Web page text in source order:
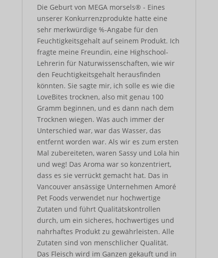
Die Geburt von MEGA morsels® - Eines
unserer Konkurrenzprodukte hatte eine
sehr merkwürdige %-Angabe für den
Feuchtigkeitsgehalt auf seinem Produkt. Ich
fragte meine Freundin, eine Highschool-
Lehrerin für Naturwissenschaften, wie wir
den Feuchtigkeitsgehalt herausfinden
könnten. Sie sagte mir, ich solle es wie die
LoveBites trocknen, also mit genau 100
Gramm beginnen, und es dann nach dem
Trocknen wiegen. Was auch immer der
Unterschied war, war das Wasser, das
entfernt worden war. Als wir es zum ersten
Mal zubereiteten, waren Sassy und Lola hin
und weg! Das Aroma war so konzentriert,
dass es sie verrückt gemacht hat. Das in
Vancouver ansässige Unternehmen Amoré
Pet Foods verwendet nur hochwertige
Zutaten und führt Qualitätskontrollen
durch, um ein sicheres, hochwertiges und
nahrhaftes Produkt zu gewährleisten. Alle
Zutaten sind von menschlicher Qualität.
Das Fleisch wird im Ganzen gekauft und in